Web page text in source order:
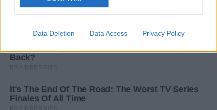
Data Deletion Data Access Privacy Policy